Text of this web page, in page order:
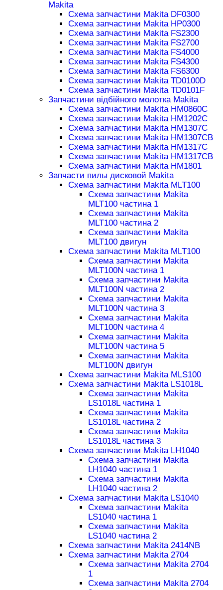
Makita
Схема запчастини Makita DF0300
Схема запчастини Makita HP0300
Схема запчастини Makita FS2300
Схема запчастини Makita FS2700
Схема запчастини Makita FS4000
Схема запчастини Makita FS4300
Схема запчастини Makita FS6300
Схема запчастини Makita TD0100D
Схема запчастини Makita TD0101F
Запчастини відбійного молотка Makita
Схема запчастини Makita HM0860C
Схема запчастини Makita HM1202C
Схема запчастини Makita HM1307C
Схема запчастини Makita HM1307CB
Схема запчастини Makita HM1317C
Схема запчастини Makita HM1317CB
Схема запчастини Makita HM1801
Запчасти пилы дисковой Makita
Схема запчастини Makita MLT100
Схема запчастини Makita
MLT100 частина 1
Схема запчастини Makita
MLT100 частина 2
Схема запчастини Makita
MLT100 двигун
Схема запчастини Makita MLT100
Схема запчастини Makita
MLT100N частина 1
Схема запчастини Makita
MLT100N частина 2
Схема запчастини Makita
MLT100N частина 3
Схема запчастини Makita
MLT100N частина 4
Схема запчастини Makita
MLT100N частина 5
Схема запчастини Makita
MLT100N двигун
Схема запчастини Makita MLS100
Схема запчастини Makita LS1018L
Схема запчастини Makita
LS1018L частина 1
Схема запчастини Makita
LS1018L частина 2
Схема запчастини Makita
LS1018L частина 3
Схема запчастини Makita LH1040
Схема запчастини Makita
LH1040 частина 1
Схема запчастини Makita
LH1040 частина 2
Схема запчастини Makita LS1040
Схема запчастини Makita
LS1040 частина 1
Схема запчастини Makita
LS1040 частина 2
Схема запчастини Makita 2414NB
Схема запчастини Makita 2704
Схема запчастини Makita 2704
1
Схема запчастини Makita 2704